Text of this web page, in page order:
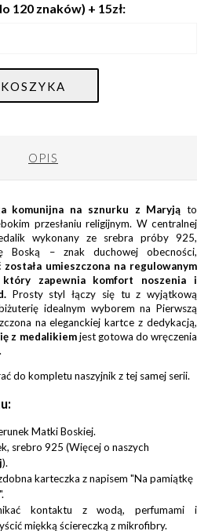
120 znaków) + 15zł:
OPIS
komunijna na sznurku z Maryją to
przesłaniu religijnym. W centralnej
wykonany ze srebra próby 925,
Boską – znak duchowej obecności,
została umieszczona na regulowanym
który zapewnia komfort noszenia i
Prosty styl łączy się tu z wyjątkową
idealnym wyborem na Pierwszą
na eleganckiej kartce z dedykacją,
z medalikiemjest gotowa do wręczenia
do kompletu naszyjnik z tej samej serii.
Matki Boskiej.
srebro 925 (Więcej o naszych
).
karteczka z napisem "Na pamiątkę
kontaktu z wodą, perfumami i
miękką ściereczką z mikrofibry.